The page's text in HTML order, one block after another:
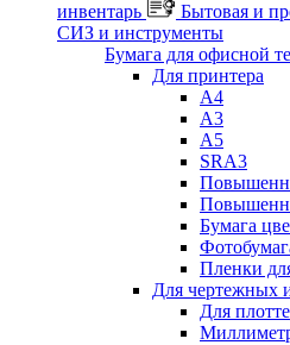
инвентарь
Бытовая и
СИЗ и инструменты
Бумага для офисной
Для принтера
А4
А3
А5
SRA3
Бумага
Пленки
Для чертежных
Для